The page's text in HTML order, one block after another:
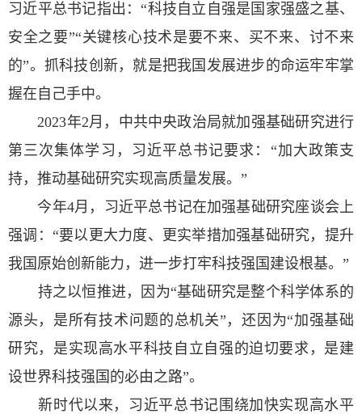
习近平总书记指出：“科技自立自强是国家强盛之基、
安全之要”“关键核心技术是要不来、买不来、讨不来
的”。抓科技创新，就是把我国发展进步的命运牢牢掌
握在自己手中。
2023年2月，中共中央政治局就加强基础研究进行
第三次集体学习，习近平总书记要求：“加大政策支
持，推动基础研究实现高质量发展。”
今年4月，习近平总书记在加强基础研究座谈会上
强调：“要以更大力度、更实举措加强基础研究，提升
我国原始创新能力，进一步打牢科技强国建设根基。”
持之以恒推进，因为“基础研究是整个科学体系的
源头，是所有技术问题的总机关”，还因为“加强基础
研究，是实现高水平科技自立自强的迫切要求，是建
设世界科技强国的必由之路”。
新时代以来，习近平总书记围绕加快实现高水平